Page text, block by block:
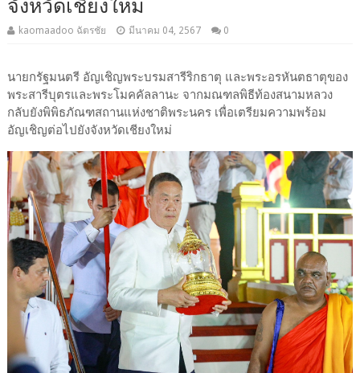
kaomaadoo ฉัตรชัย มีนาคม 04, 2567 0
นายกรัฐมนตรี อัญเชิญพระบรมสารีริกธาตุ และพระอรหันตธาตุของ
พระสารีบุตรและพระโมคคัลลานะ จากมณฑลพิธีท้องสนามหลวง
กลับยังพิพิธภัณฑสถานแห่งชาติพระนคร เพื่อเตรียมความพร้อม
อัญเชิญต่อไปยังจังหวัดเชียงใหม่